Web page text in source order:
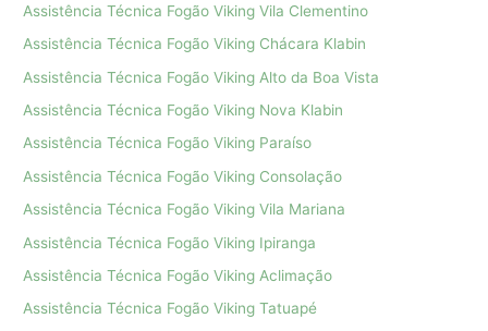
Assistência Técnica Fogão Viking Vila Clementino
Assistência Técnica Fogão Viking Chácara Klabin
Assistência Técnica Fogão Viking Alto da Boa Vista
Assistência Técnica Fogão Viking Nova Klabin
Assistência Técnica Fogão Viking Paraíso
Assistência Técnica Fogão Viking Consolação
Assistência Técnica Fogão Viking Vila Mariana
Assistência Técnica Fogão Viking Ipiranga
Assistência Técnica Fogão Viking Aclimação
Assistência Técnica Fogão Viking Tatuapé